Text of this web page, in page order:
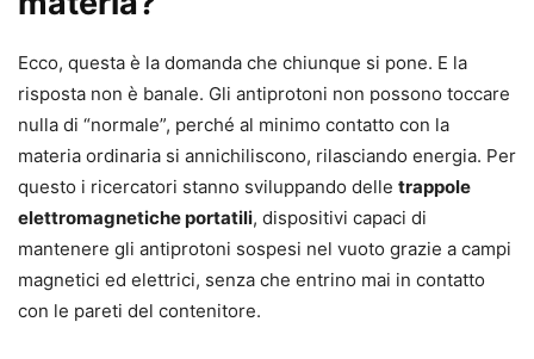
Ecco, questa è la domanda che chiunque si pone. E la
risposta non è banale. Gli antiprotoni non possono toccare
nulla di “normale”, perché al minimo contatto con la
materia ordinaria si annichiliscono, rilasciando energia. Per
questo i ricercatori stanno sviluppando delle trappole
elettromagnetiche portatili, dispositivi capaci di
mantenere gli antiprotoni sospesi nel vuoto grazie a campi
magnetici ed elettrici, senza che entrino mai in contatto
con le pareti del contenitore.